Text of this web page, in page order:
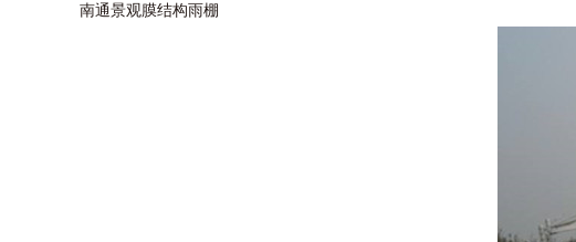
南通景观膜结构雨棚